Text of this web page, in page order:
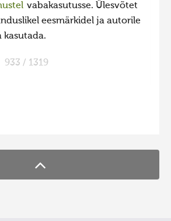
2020
2019
2018
2012
vabakasutusse. Ülesvõtet
eesmärkidel ja autorile
kasutada.
933 / 1319